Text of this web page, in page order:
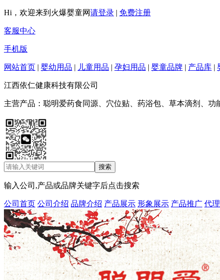
Hi，欢迎来到火爆婴童网请登录 | 免费注册
客服中心
手机版
网站首页 | 婴幼用品 | 儿童用品 | 孕妇用品 | 婴童品牌 | 产品库 |
江西依仁健康科技有限公司
主营产品：聪明爱药食同源、穴位贴、药浴包、草本滴剂、功
输入公司,产品或品牌关键字后点击搜索
公司首页 公司介绍 品牌介绍 产品展示 形象展示 产品推广 代